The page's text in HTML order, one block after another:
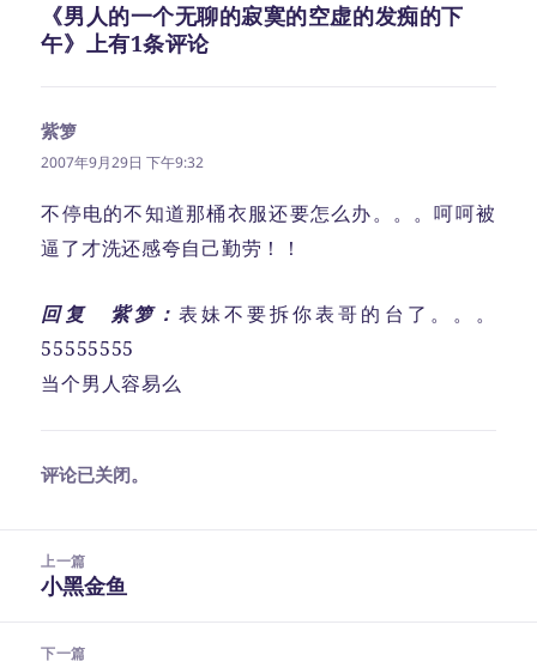
《男人的一个无聊的寂寞的空虚的发痴的下
午》上有1条评论
紫箩
道：
2007年9月29日 下午9:32
不停电的不知道那桶衣服还要怎么办。。。呵呵被
逼了才洗还感夸自己勤劳！！
回复 紫箩： 表妹不要拆你表哥的台了。。。
55555555
当个男人容易么
评论已关闭。
上一篇
上
文
小黑金鱼
下一篇